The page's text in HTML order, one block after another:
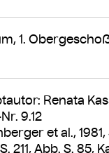
1.
Renata
9.12
et al., 1981,
211, Abb. S. 85,